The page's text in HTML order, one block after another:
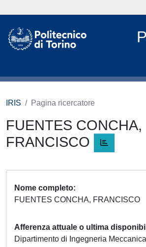
IRIS Pagina ricercatore
FUENTES CONCHA,
FRANCISCO
Nome completo
FUENTES CONCHA, FRANCISCO
Afferenza attuale o ultima
Dipartimento di Ingegneria